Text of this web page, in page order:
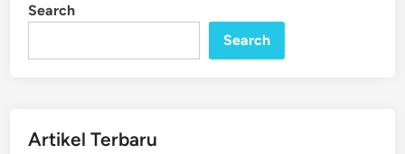
Search
Search
Artikel Terbaru